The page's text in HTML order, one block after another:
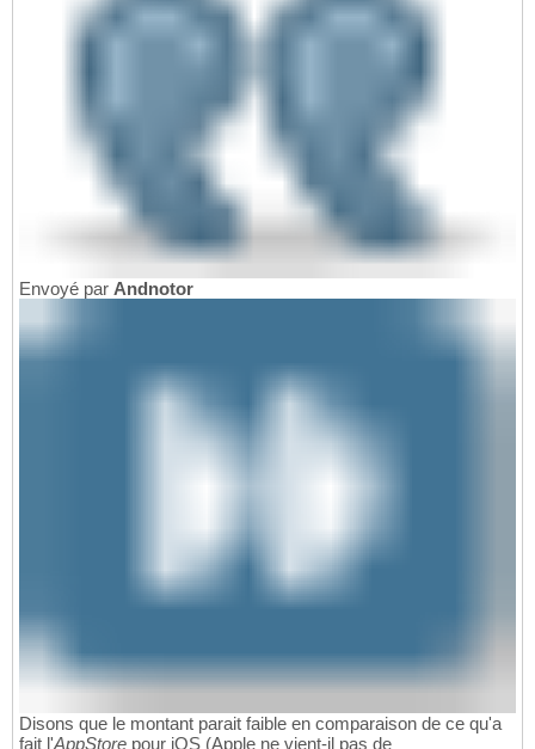
Envoyé par Andnotor
Disons que le montant parait faible en comparaison de ce qu'a
fait l'AppStore pour iOS (Apple ne vient-il pas de